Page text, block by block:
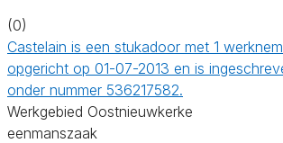
(0)
Castelain is een stukadoor met 1
opgericht op 01-07-2013 en is
onder nummer 536217582.
Werkgebied Oostnieuwkerke
eenmanszaak